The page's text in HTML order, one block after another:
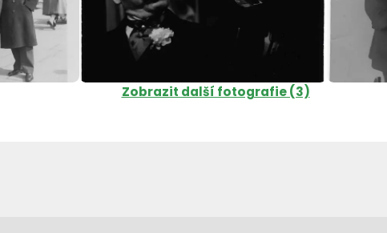
Zobrazit další fotografie (3)